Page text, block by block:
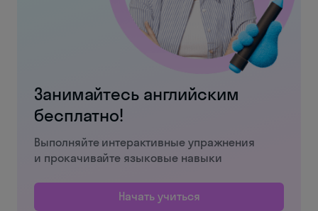
Занимайтесь английским
бесплатно!
Выполняйте интерактивные упражнения
и прокачивайте языковые навыки
Начать учиться